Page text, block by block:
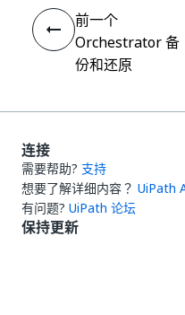
前一个
Orchestrator 备
份和还原
连接
需要帮助? 支持
想要了解详细内容？ UiPath
有问题? UiPath 论坛
保持更新